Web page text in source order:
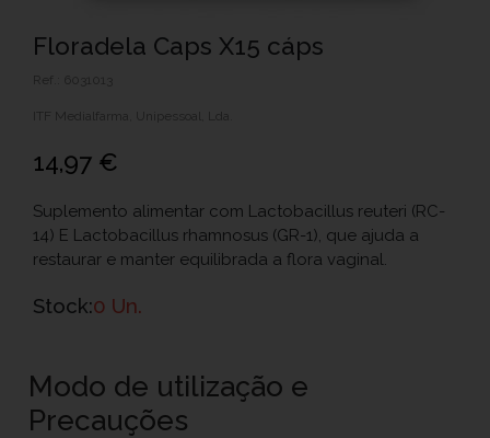
Floradela Caps X15 cáps
Ref.: 6031013
ITF Medialfarma, Unipessoal, Lda.
14,97 €
Suplemento alimentar com Lactobacillus reuteri (RC-
14) E Lactobacillus rhamnosus (GR-1), que ajuda a
restaurar e manter equilibrada a flora vaginal.
Stock:0 Un.
Modo de utilização e
Precauções